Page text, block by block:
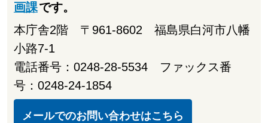
画課です。
本庁舎2階 〒961-8602 福島県白河市八幡
小路7-1
電話番号：0248-28-5534 ファックス番
号：0248-24-1854
メールでのお問い合わせはこちら